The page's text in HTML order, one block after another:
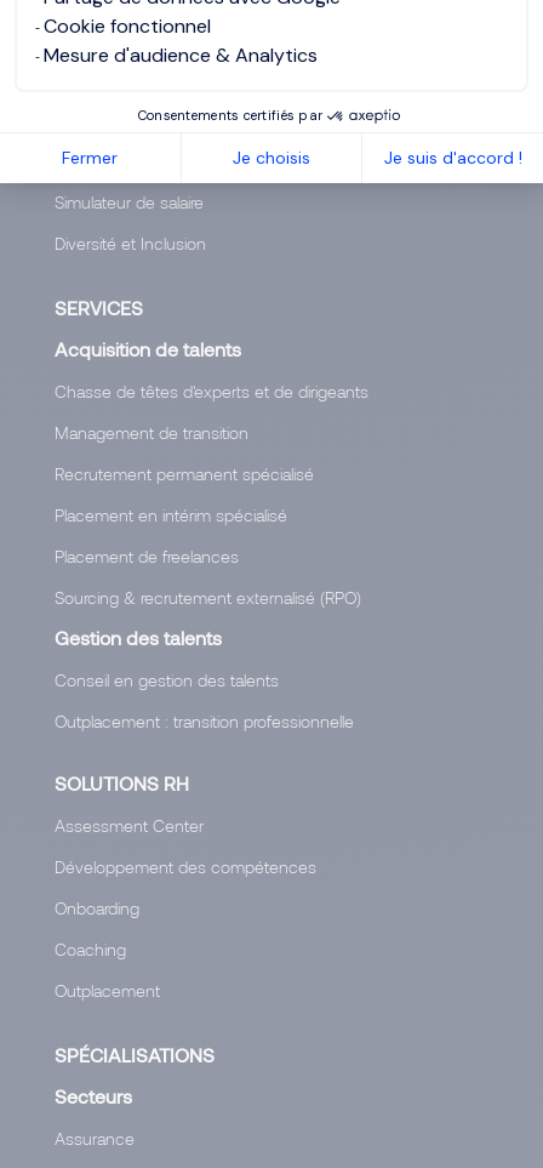
Cookie fonctionnel
Mesure d'audience & Analytics
Consentements certifiés par
Fermer Je choisis Je suis d'accord !
Nos ressources
Responsabilité Sociétale des Entreprises
Rejoignez Morgan Philips Group
Simulateur de salaire
Diversité et Inclusion
SERVICES
Acquisition de talents
Chasse de têtes d'experts et de dirigeants
Management de transition
Recrutement permanent spécialisé
Placement en intérim spécialisé
Placement de freelances
Sourcing & recrutement externalisé (RPO)
Gestion des talents
Conseil en gestion des talents
Outplacement : transition professionnelle
SOLUTIONS RH
Assessment Center
Développement des compétences
Onboarding
Coaching
Outplacement
SPÉCIALISATIONS
Secteurs
Assurance